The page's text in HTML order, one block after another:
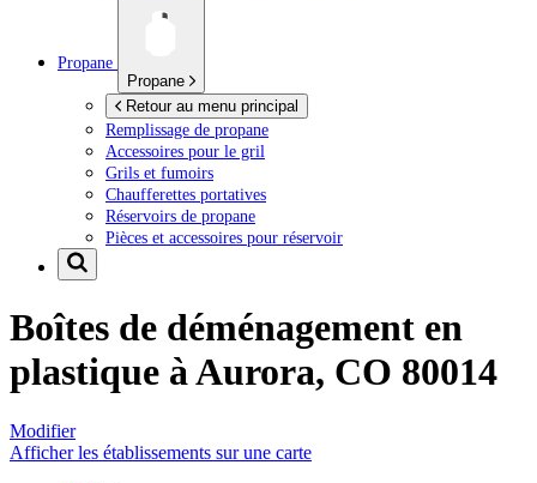
Propane
Propane
Retour au menu principal
Remplissage de propane
Accessoires pour le gril
Grils et fumoirs
Chaufferettes portatives
Réservoirs de propane
Pièces et accessoires pour réservoir
Boîtes de déménagement en
plastique àAurora, CO 80014
Modifier
Afficher les établissements sur une carte